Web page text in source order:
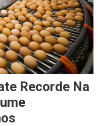
Recorde Na